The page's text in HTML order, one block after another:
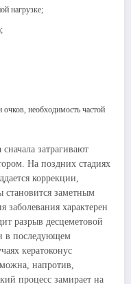
нагрузке;
очков, необходимость частой
затрагивают
На поздних стадиях
коррекции,
заметным
характерен
разрыв десцеметовой
в последующем
кератоконус
напротив,
процесс замирает на